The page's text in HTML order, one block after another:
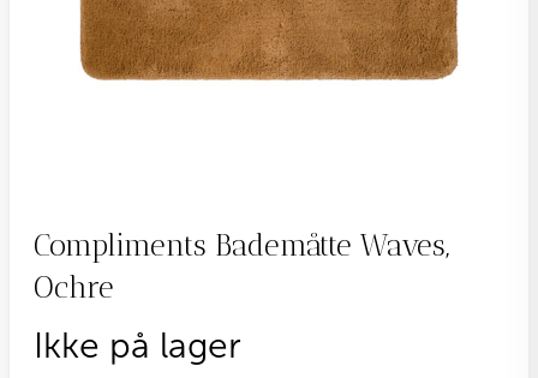
Compliments Bademåtte Waves,
Ochre
Ikke på lager